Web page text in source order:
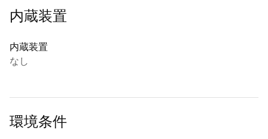
内蔵装置
内蔵装置
なし
環境条件